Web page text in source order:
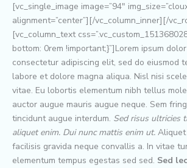
[vc_single_image image=”94″
alignment=”center”][/vc_column_inner][/
[vc_column_text
bottom: 0rem !important;}”]Lorem ipsum
consectetur adipiscing elit, sed do eiusmod
labore et dolore magna aliqua. Nisl nisi
vitae. Eu lobortis elementum nibh tellus
auctor augue mauris augue neque. Sem
tincidunt augue interdum. Sed risus ultricies
aliquet enim. Dui nunc mattis enim ut. Aliquet
facilisis gravida neque convallis a. In vitae
elementum tempus egestas sed sed. Sed